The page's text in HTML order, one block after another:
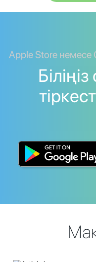
Apple Store немесе